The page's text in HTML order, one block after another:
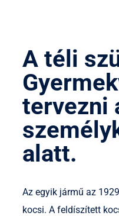
A téli
tervezni
alatt.
Az egyik jármű az
kocsi. A feldíszített